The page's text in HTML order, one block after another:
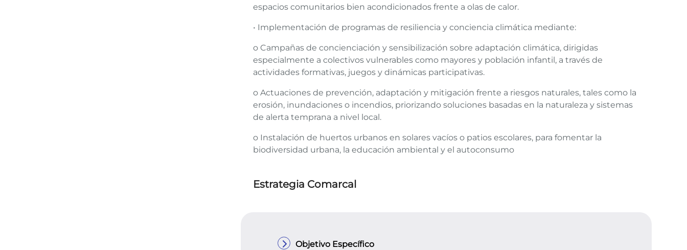
espacios comunitarios bien acondicionados frente a olas de calor.
• Implementación de programas de resiliencia y conciencia climática mediante:
o Campañas de concienciación y sensibilización sobre adaptación climática, dirigidas
especialmente a colectivos vulnerables como mayores y población infantil, a través de
actividades formativas, juegos y dinámicas participativas.
o Actuaciones de prevención, adaptación y mitigación frente a riesgos naturales, tales como la
erosión, inundaciones o incendios, priorizando soluciones basadas en la naturaleza y sistemas
de alerta temprana a nivel local.
o Instalación de huertos urbanos en solares vacíos o patios escolares, para fomentar la
biodiversidad urbana, la educación ambiental y el autoconsumo
Estrategia Comarcal
Objetivo Específico